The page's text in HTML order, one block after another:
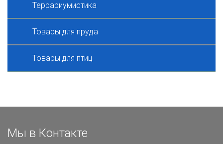
Террариумистика
Товары для пруда
Товары для птиц
Мы в Контакте